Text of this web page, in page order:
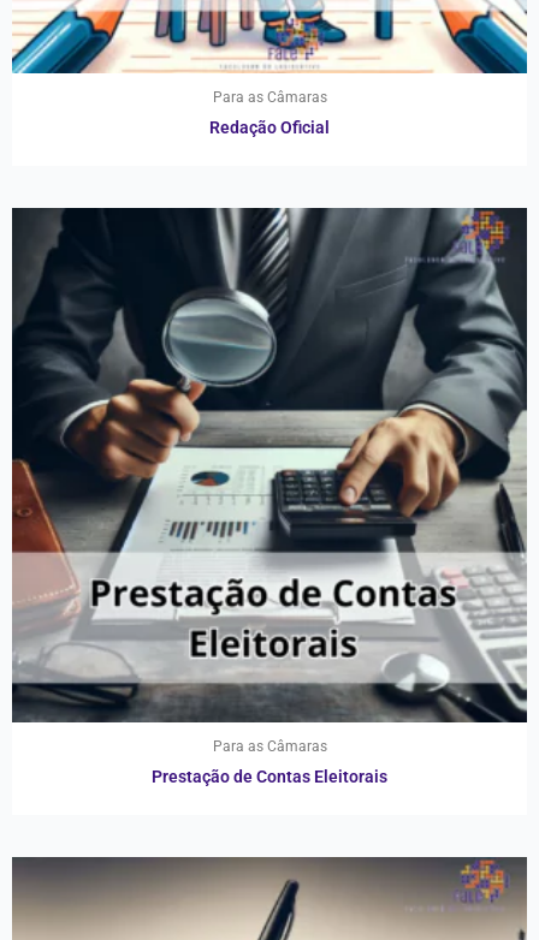
Para as Câmaras
Redação Oficial
Para as Câmaras
Prestação de Contas Eleitorais